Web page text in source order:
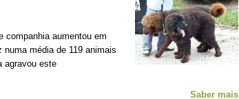
companhia aumentou em
média de 119 animais
agravou este
Saber mais